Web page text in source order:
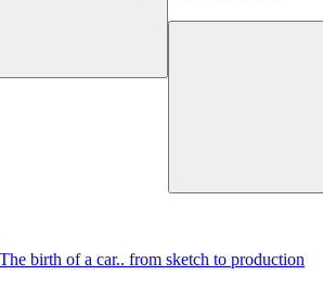
birth of a car.. from sketch to production